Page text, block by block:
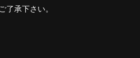
了承下さい。